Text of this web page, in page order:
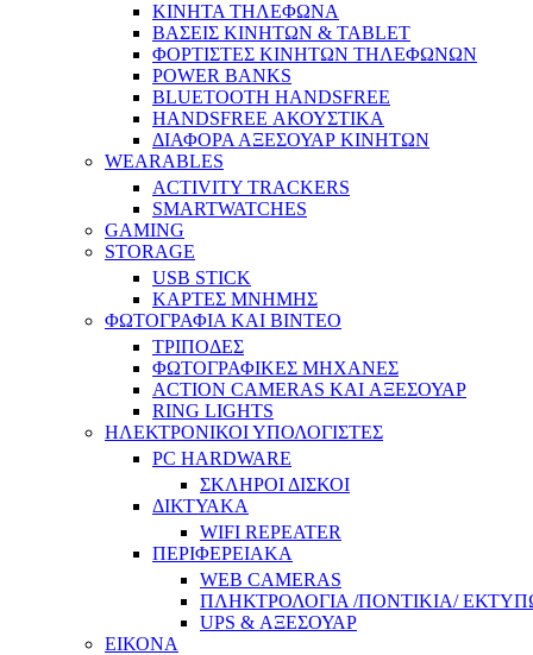
ΚΙΝΗΤΑ ΤΗΛΕΦΩΝΑ
ΒΑΣΕΙΣ ΚΙΝΗΤΩΝ & TABLET
ΦΟΡΤΙΣΤΕΣ ΚΙΝΗΤΩΝ ΤΗΛΕΦΩΝΩΝ
POWER BANKS
BLUETOOTH HANDSFREE
HANDSFREE ΑΚΟΥΣΤΙΚΑ
ΔΙΑΦΟΡΑ ΑΞΕΣΟΥΑΡ ΚΙΝΗΤΩΝ
WEARABLES
ACTIVITY TRACKERS
SMARTWATCHES
GAMING
STORAGE
USB STICK
ΚΑΡΤΕΣ ΜΝΗΜΗΣ
ΦΩΤΟΓΡΑΦΙΑ ΚΑΙ ΒΙΝΤΕΟ
ΤΡΙΠΟΔΕΣ
ΦΩΤΟΓΡΑΦΙΚΕΣ ΜΗΧΑΝΕΣ
ACTION CAMERAS KAI ΑΞΕΣΟΥΑΡ
RING LIGHTS
ΗΛΕΚΤΡΟΝΙΚΟΙ ΥΠΟΛΟΓΙΣΤΕΣ
PC HARDWARE
ΣΚΛΗΡΟΙ ΔΙΣΚΟΙ
ΔΙΚΤΥΑΚΑ
WIFI REPEATER
ΠΕΡΙΦΕΡΕΙΑΚΑ
WEB CAMERAS
ΠΛΗΚΤΡΟΛΟΓΙΑ /ΠΟΝΤΙΚΙΑ/
UPS & ΑΞΕΣΟΥΑΡ
ΕΙΚΟΝΑ